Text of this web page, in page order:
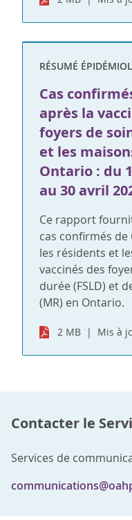
RÉSUMÉ
Cas
après la
foyers de
et les
Ontario : du
au 30 avril
Ce rapport
cas confirmés de
les résidents et
vaccinés des
durée (FSLD) et
(MR) en Ontario.
2 MB Mis à
Contacter le
Services de